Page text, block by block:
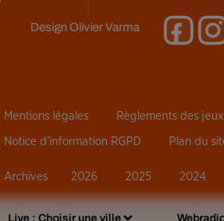
Live : Choisir une ville
DesignOlivier Varma
Mentions légales Règlements des jeux
Notice d’information RGPD Plan du
Archives 2026 2025 2024